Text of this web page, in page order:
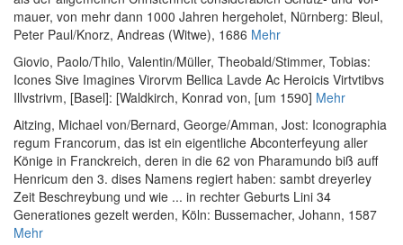
mauer, von mehr dann 1000 Jahren hergeholet, Nürnberg: Bleul,
Peter Paul/Knorz, Andreas (Witwe), 1686 Mehr
Giovio, Paolo/Thilo, Valentin/Müller, Theobald/Stimmer, Tobias:
Icones Sive Imagines Virorvm Bellica Lavde Ac Heroicis Virtvtibvs
Illvstrivm, [Basel]: [Waldkirch, Konrad von, [um 1590] Mehr
Aitzing, Michael von/Bernard, George/Amman, Jost: Iconographia
regum Francorum, das ist ein eigentliche Abconterfeyung aller
Könige in Franckreich, deren in die 62 von Pharamundo biß auff
Henricum den 3. dises Namens regiert haben: sambt dreyerley
Zeit Beschreybung und wie ... in rechter Geburts Lini 34
Generationes gezelt werden, Köln: Bussemacher, Johann, 1587
Mehr